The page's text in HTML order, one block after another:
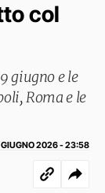
col
giugno e le
Roma e le
2026 - 23:58